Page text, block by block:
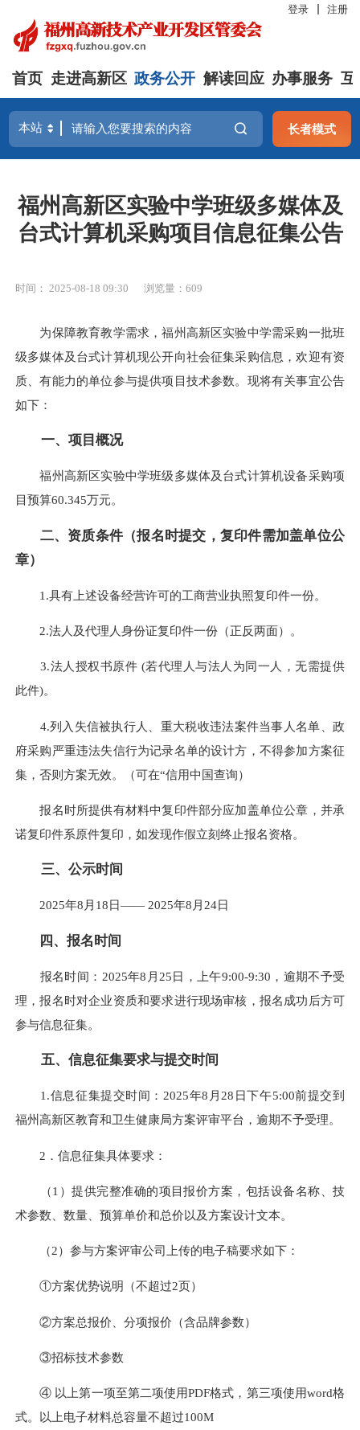
登录 注册
首页 走进高新区 政务公开 解读回应 办事服务 互
长者模式
福州高新区实验中学班级多媒体及
台式计算机采购项目信息征集公告
时间： 2025-08-18 09:30 浏览量：609
为保障教育教学需求，福州高新区实验中学需采购一批班
级多媒体及台式计算机现公开向社会征集采购信息，欢迎有资
质、有能力的单位参与提供项目技术参数。现将有关事宜公告
如下：
一、项目概况
福州高新区实验中学班级多媒体及台式计算机设备采购项
目预算60.345万元。
二、资质条件（报名时提交，复印件需加盖单位公
章）
1.具有上述设备经营许可的工商营业执照复印件一份。
2.法人及代理人身份证复印件一份（正反两面）。
3.法人授权书原件 (若代理人与法人为同一人，无需提供
此件)。
4.列入失信被执行人、重大税收违法案件当事人名单、政
府采购严重违法失信行为记录名单的设计方，不得参加方案征
集，否则方案无效。（可在“信用中国查询）
报名时所提供有材料中复印件部分应加盖单位公章，并承
诺复印件系原件复印，如发现作假立刻终止报名资格。
三、公示时间
2025年8月18日—— 2025年8月24日
四、报名时间
报名时间：2025年8月25日，上午9:00-9:30，逾期不予受
理，报名时对企业资质和要求进行现场审核，报名成功后方可
参与信息征集。
五、信息征集要求与提交时间
1.信息征集提交时间：2025年8月28日下午5:00前提交到
福州高新区教育和卫生健康局方案评审平台，逾期不予受理。
2．信息征集具体要求：
（1）提供完整准确的项目报价方案，包括设备名称、技
术参数、数量、预算单价和总价以及方案设计文本。
（2）参与方案评审公司上传的电子稿要求如下：
①方案优势说明（不超过2页）
②方案总报价、分项报价（含品牌参数）
③招标技术参数
④ 以上第一项至第二项使用PDF格式，第三项使用word格
式。以上电子材料总容量不超过100M